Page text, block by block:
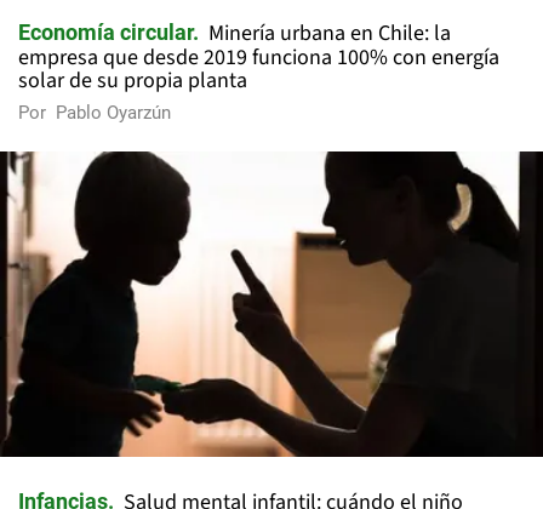
Economía circular
Minería urbana en Chile: la
empresa que desde 2019 funciona 100% con energía
solar de su propia planta
Por Pablo Oyarzún
Infancias
Salud mental infantil: cuándo el niño